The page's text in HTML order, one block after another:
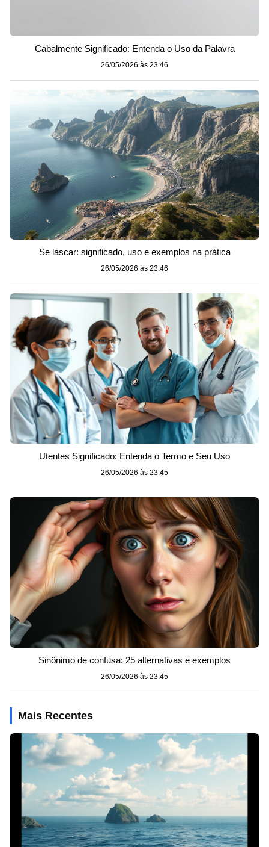
Cabalmente Significado: Entenda o Uso da Palavra
26/05/2026 às 23:46
Se lascar: significado, uso e exemplos na prática
26/05/2026 às 23:46
Utentes Significado: Entenda o Termo e Seu Uso
26/05/2026 às 23:45
Sinônimo de confusa: 25 alternativas e exemplos
26/05/2026 às 23:45
Mais Recentes